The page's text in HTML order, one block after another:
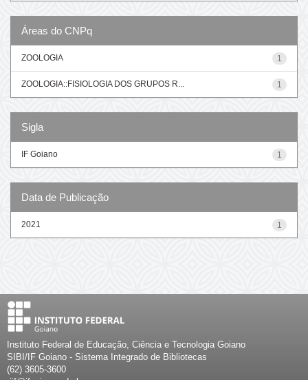
Áreas do CNPq
1
ZOOLOGIA
1
ZOOLOGIA::FISIOLOGIA DOS GRUPOS R...
Sigla
1
IF Goiano
Data de Publicação
1
2021
Instituto Federal de Educação, Ciência e Tecnologia Goiano
SIBI/IF Goiano - Sistema Integrado de Bibliotecas
(62) 3605-3600